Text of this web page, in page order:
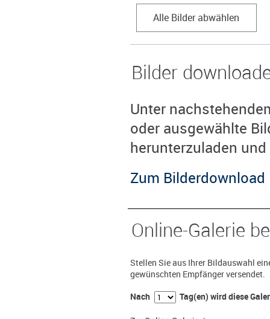
Alle Bilder abwählen
Bilder
Unter
oder ausgewählte
herunterzuladen
Zum Bilderdownload
Online-Galerie
Stellen Sie aus Ihrer Bildauswahl
gewünschten Empfänger versendet.
Nach
Tag(en) wird diese